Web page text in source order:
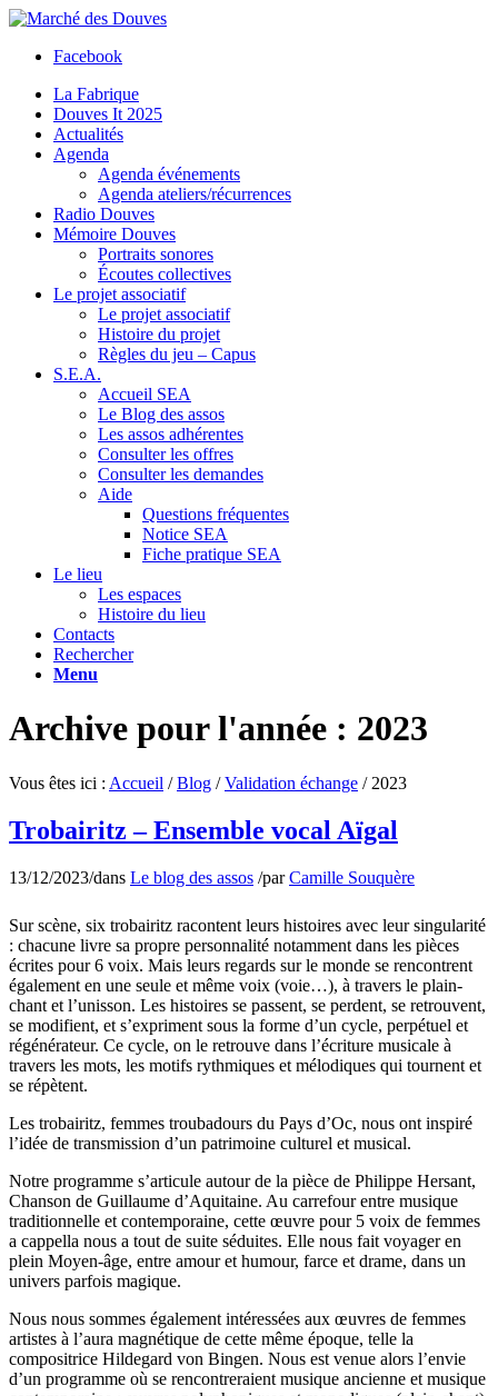
Facebook
La Fabrique
Douves It 2025
Actualités
Agenda
Agenda événements
Agenda ateliers/récurrences
Radio Douves
Mémoire Douves
Portraits sonores
Écoutes collectives
Le projet associatif
Le projet associatif
Histoire du projet
Règles du jeu – Capus
S.E.A.
Accueil SEA
Le Blog des assos
Les assos adhérentes
Consulter les offres
Consulter les demandes
Aide
Questions fréquentes
Notice SEA
Fiche pratique SEA
Le lieu
Les espaces
Histoire du lieu
Contacts
Rechercher
Menu
Archive pour l'année : 2023
Vous êtes ici : Accueil / Blog / Validation échange / 2023
Trobairitz – Ensemble vocal Aïgal
13/12/2023/dans Le blog des assos /parCamille Souquère
Sur scène, six trobairitz racontent leurs histoires avec leur singularité
: chacune livre sa propre personnalité notamment dans les pièces
écrites pour 6 voix. Mais leurs regards sur le monde se rencontrent
également en une seule et même voix (voie…), à travers le plain-
chant et l’unisson. Les histoires se passent, se perdent, se retrouvent,
se modifient, et s’expriment sous la forme d’un cycle, perpétuel et
régénérateur. Ce cycle, on le retrouve dans l’écriture musicale à
travers les mots, les motifs rythmiques et mélodiques qui tournent et
se répètent.
Les trobairitz, femmes troubadours du Pays d’Oc, nous ont inspiré
l’idée de transmission d’un patrimoine culturel et musical.
Notre programme s’articule autour de la pièce de Philippe Hersant,
Chanson de Guillaume d’Aquitaine. Au carrefour entre musique
traditionnelle et contemporaine, cette œuvre pour 5 voix de femmes
a cappella nous a tout de suite séduites. Elle nous fait voyager en
plein Moyen-âge, entre amour et humour, farce et drame, dans un
univers parfois magique.
Nous nous sommes également intéressées aux œuvres de femmes
artistes à l’aura magnétique de cette même époque, telle la
compositrice Hildegard von Bingen. Nous est venue alors l’envie
d’un programme où se rencontreraient musique ancienne et musique